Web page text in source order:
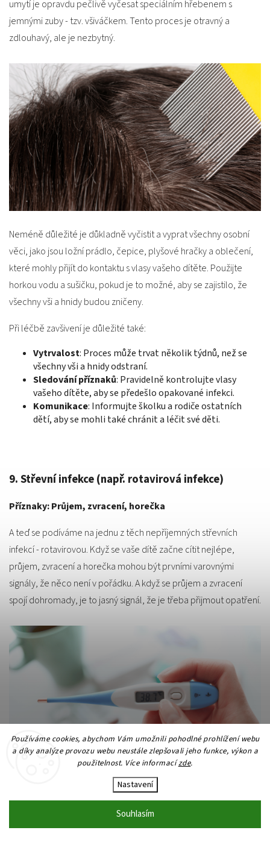
Používáme cookies, abychom Vám umožnili pohodlné prohlížení webu
a díky analýze provozu webu neustále zlepšovali jeho funkce, výkon a
použitelnost. Více informacízde.
Nastavení
Souhlasím
umytí je opravdu pečlivě vyčesat speciálním hřebenem s
jemnými zuby - tzv. všiváčkem. Tento proces je otravný a
zdlouhavý, ale je nezbytný.
Neméně důležité je důkladně vyčistit a vyprat všechny osobní
věci, jako jsou ložní prádlo, čepice, plyšové hračky a oblečení,
které mohly přijít do kontaktu s vlasy vašeho dítěte. Použijte
horkou vodu a sušičku, pokud je to možné, aby se zajistilo, že
všechny vši a hnidy budou zničeny.
Při léčbě zavšivení je důležité také:
Vytrvalost: Proces může trvat několik týdnů, než se
všechny vši a hnidy odstraní.
Sledování příznaků: Pravidelně kontrolujte vlasy
vašeho dítěte, aby se předešlo opakované infekci.
Komunikace: Informujte školku a rodiče ostatních
dětí, aby se mohli také chránit a léčit své děti.
9. Střevní infekce (např. rotavirová infekce)
Příznaky: Průjem, zvracení, horečka
A teď se podíváme na jednu z těch nepříjemných střevních
infekcí - rotavirovou. Když se vaše dítě začne cítit nejlépe,
průjem, zvracení a horečka mohou být prvními varovnými
signály, že něco není v pořádku. A když se průjem a zvracení
spojí dohromady, je to jasný signál, že je třeba přijmout opatření.
Prevence: Očkování, hygiena, čistá voda